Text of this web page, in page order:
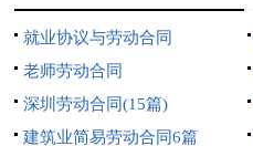
就业协议与劳动合同
老师劳动合同
深圳劳动合同(15篇)
建筑业简易劳动合同6篇